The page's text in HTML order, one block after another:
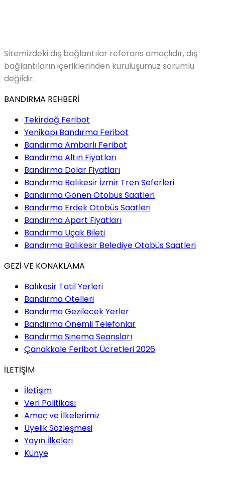
Sitemizdeki dış bağlantılar referans amaçlıdır, dış
bağlantıların içeriklerinden kuruluşumuz sorumlu
değildir.
BANDIRMA REHBERİ
Tekirdağ Feribot
Yenikapı Bandırma Feribot
Bandırma Ambarlı Feribot
Bandırma Altın Fiyatları
Bandırma Dolar Fiyatları
Bandırma Balıkesir İzmir Tren Seferleri
Bandırma Gönen Otobüs Saatleri
Bandırma Erdek Otobüs Saatleri
Bandırma Apart Fiyatları
Bandırma Uçak Bileti
Bandırma Balıkesir Belediye Otobüs Saatleri
GEZİ VE KONAKLAMA
Balıkesir Tatil Yerleri
Bandırma Otelleri
Bandırma Gezilecek Yerler
Bandırma Önemli Telefonlar
Bandırma Sinema Seansları
Çanakkale Feribot Ücretleri 2026
İLETİŞİM
İletişim
Veri Politikası
Amaç ve İlkelerimiz
Üyelik Sözleşmesi
Yayın İlkeleri
Künye